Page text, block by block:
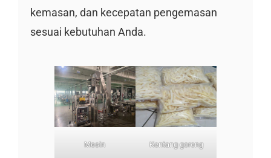
kemasan, dan kecepatan pengemasan
sesuai kebutuhan Anda.
Mesin Kentang goreng